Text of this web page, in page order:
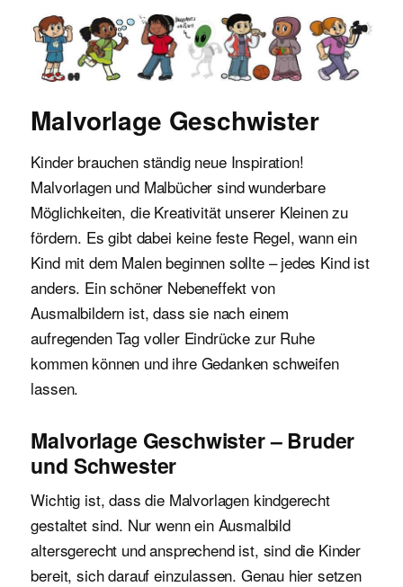
Malvorlagen für Kinder
Malvorlage Geschwister
Kinder brauchen ständig neue Inspiration!
Malvorlagen und Malbücher sind wunderbare
Möglichkeiten, die Kreativität unserer Kleinen zu
fördern. Es gibt dabei keine feste Regel, wann ein
Kind mit dem Malen beginnen sollte – jedes Kind ist
anders. Ein schöner Nebeneffekt von
Ausmalbildern ist, dass sie nach einem
aufregenden Tag voller Eindrücke zur Ruhe
kommen können und ihre Gedanken schweifen
lassen.
Malvorlage Geschwister – Bruder
und Schwester
Wichtig ist, dass die Malvorlagen kindgerecht
gestaltet sind. Nur wenn ein Ausmalbild
altersgerecht und ansprechend ist, sind die Kinder
bereit, sich darauf einzulassen. Genau hier setzen